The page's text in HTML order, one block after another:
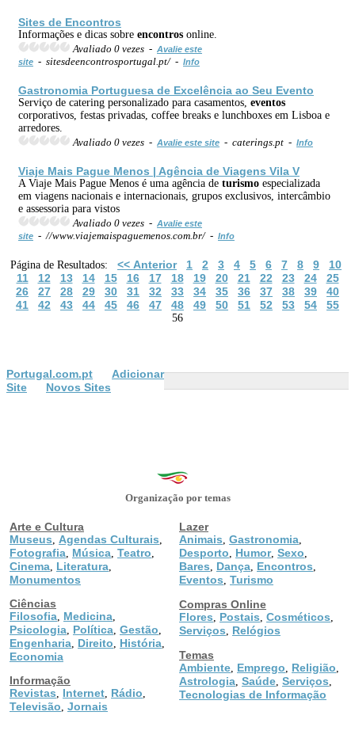
Sites de Encontros
Informações e dicas sobre encontros online.
Avaliado 0 vezes - Avalie este
site - sitesdeencontrosportugal.pt/ - Info
Gastronomia Portuguesa de Excelência ao Seu Evento
Serviço de catering personalizado para casamentos, eventos
corporativos, festas privadas, coffee breaks e lunchboxes em Lisboa e
arredores.
Avaliado 0 vezes - Avalie este site - caterings.pt - Info
Viaje Mais Pague Menos | Agência de Viagens Vila V
A Viaje Mais Pague Menos é uma agência de turismo especializada
em viagens nacionais e internacionais, grupos exclusivos, intercâmbio
e assessoria para vistos
Avaliado 0 vezes - Avalie este
site - //www.viajemaispaguemenos.com.br/ - Info
Página de Resultados: << Anterior 1 2 3 4 5 6 7 8 9
10
11
12 13 14 15 16 17 18 19 20 21 22 23 24
25
26
27 28 29 30 31 32 33 34 35 36 37 38 39
40
41
42 43 44 45 46 47 48 49 50 51 52 53 54 55
56
Portugal.com.pt
Adicionar
Site
Novos Sites
Organização por temas
Arte e Cultura
Museus
Agendas Culturais
Fotografia Música Teatro
Cinema Literatura
Monumentos
Ciências
Filosofia Medicina
Psicologia Política Gestão
Engenharia Direito História
Economia
Informação
Revistas
Internet Rádio
Televisão Jornais
Lazer
Animais Gastronomia
Desporto Humor, Sexo
Bares Dança Encontros
Eventos Turismo
Compras Online
Flores
Postais Cosméticos
Serviços
Relógios
Temas
Ambiente Emprego Religião
Astrologia Saúde Serviços
Tecnologias de Informação